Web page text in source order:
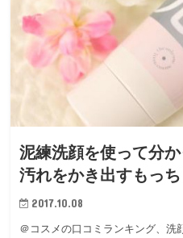
泥練洗顔を使って分
汚れをかき出すもっ
2017.10.08
＠コスメの口コミランキング、洗